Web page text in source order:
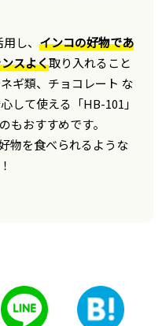
用し、インコの好物であ
スよく取り入れること
ギ類、チョコレート な
して使える「HB-101」
もおすすめです。
物を食べられるような